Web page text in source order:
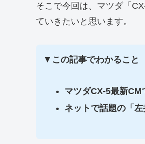
そこで今回は、マツダ「
ていきたいと思います。
▼ この記事でわかること
マツダCX-5最新
ネットで話題の「